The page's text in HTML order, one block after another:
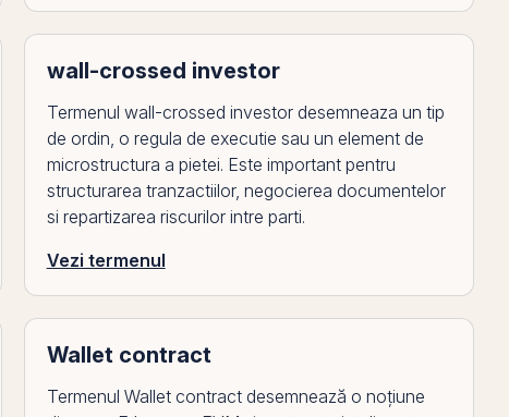
wall-crossed investor
Termenul wall-crossed investor desemneaza un tip
de ordin, o regula de executie sau un element de
microstructura a pietei. Este important pentru
structurarea tranzactiilor, negocierea documentelor
si repartizarea riscurilor intre parti.
Vezi termenul
Wallet contract
Termenul Wallet contract desemnează o noțiune